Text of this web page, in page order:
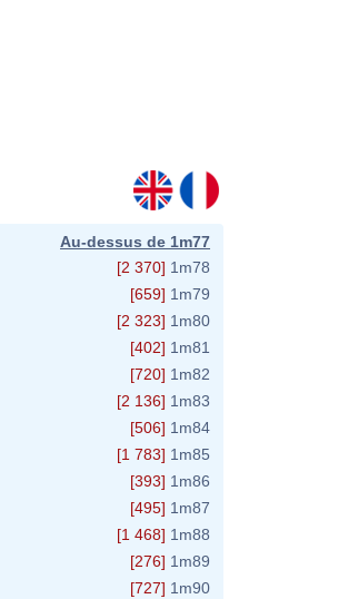
Au-dessus de 1m77
[2 370] 1m78
[659] 1m79
[2 323] 1m80
[402] 1m81
[720] 1m82
[2 136] 1m83
[506] 1m84
[1 783] 1m85
[393] 1m86
[495] 1m87
[1 468] 1m88
[276] 1m89
[727] 1m90